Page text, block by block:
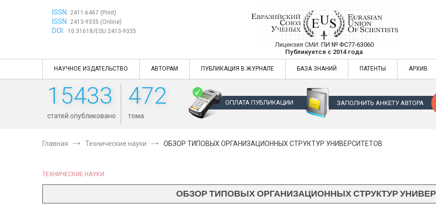
ISSN: 2411-6467 (Print)
ISSN: 2413-9335 (Online)
DOI: 10.31618/ESU.2413-9335
Евразийский Союз Ученых —
Лицензия СМИ: ПИ № ФС77-63060
Публикуется с 2014 года
Евразийский Союз Ученых — публикация научных статей в
НАУЧНОЕ ИЗДАТЕЛЬСТВО АВТОРАМ ПУБЛИКАЦИЯ В ЖУРНАЛЕ БАЗА ЗНАНИЙ ПАТЕНТЫ АРХИВ
15433
статей опубликовано
472
тома
ОПЛАТА ПУБЛИКАЦИИ ЗАПОЛНИТЬ АНКЕТУ АВТОРА
Главная Технические науки ОБЗОР ТИПОВЫХ ОРГАНИЗАЦИОННЫХ СТРУКТУР УНИВЕРСИТЕТОВ
ТЕХНИЧЕСКИЕ НАУКИ
ОБЗОР ТИПОВЫХ ОРГАНИЗАЦИОННЫХ СТРУКТУР